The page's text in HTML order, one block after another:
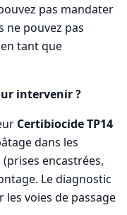
pas mandater
ne pouvez pas
tant que
intervenir ?
Certibiocide TP14
dans les
encastrées,
Le diagnostic
voies de passage